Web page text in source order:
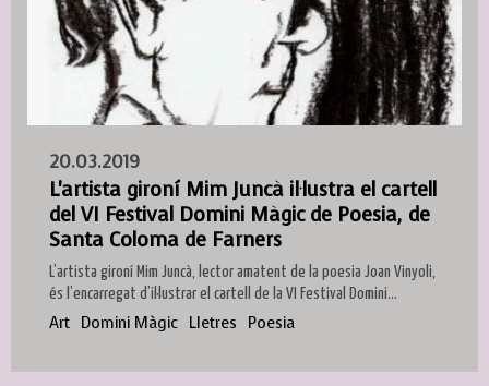
20.03.2019
L'artista gironí Mim Juncà il·lustra el cartell
del VI Festival Domini Màgic de Poesia, de
Santa Coloma de Farners
L’artista gironí Mim Juncà, lector amatent de la poesia Joan Vinyoli,
és l’encarregat d’il·lustrar el cartell de la VI Festival Domini...
Art Domini Màgic Lletres Poesia